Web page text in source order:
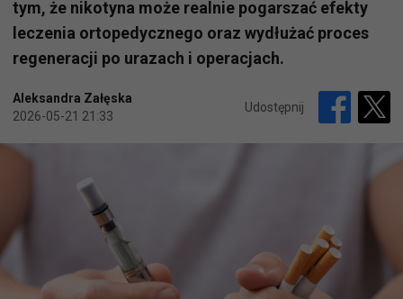
tym, że nikotyna może realnie pogarszać efekty
leczenia ortopedycznego oraz wydłużać proces
regeneracji po urazach i operacjach.
Aleksandra Załęska
2026-05-21 21:33
Udostępnij